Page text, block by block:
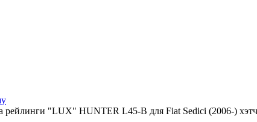
рейлинги "LUX" HUNTER L45-B для Fiat Sedici (2006-)